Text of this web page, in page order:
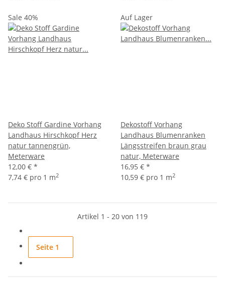
Sale 40%
Deko Stoff Gardine Vorhang
Landhaus Hirschkopf Herz
natur tannengrün,
Meterware
12,00 € *
7,74 € pro 1 m2
Auf Lager
Dekostoff Vorhang
Landhaus Blumenranken
Längsstreifen braun grau
natur, Meterware
16,95 € *
10,59 € pro 1 m2
Artikel 1 - 20 von 119
Seite 1